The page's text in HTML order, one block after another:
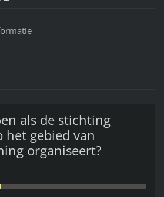
als de stichting
het gebied van
organiseert?